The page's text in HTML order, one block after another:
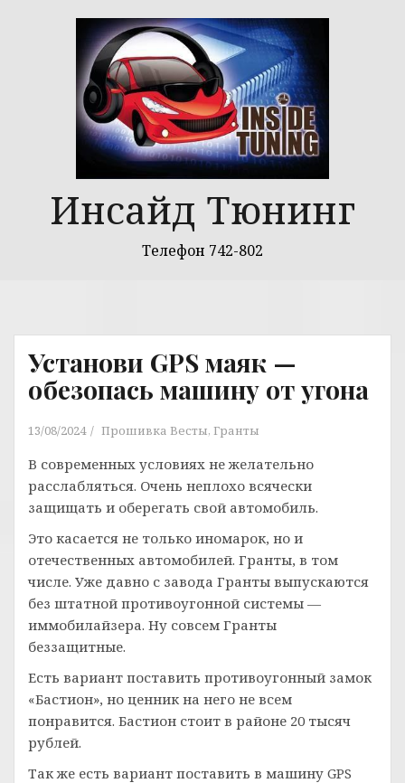
содержимому
Инсайд Тюнинг
Телефон 742-802
Установи GPS маяк —
обезопась машину от угона
13/08/2024 Прошивка Весты, Гранты
В современных условиях не желательно
расслабляться. Очень неплохо всячески
защищать и оберегать свой автомобиль.
Это касается не только иномарок, но и
отечественных автомобилей. Гранты, в том
числе. Уже давно с завода Гранты выпускаются
без штатной противоугонной системы —
иммобилайзера. Ну совсем Гранты
беззащитные.
Есть вариант поставить противоугонный замок
«Бастион», но ценник на него не всем
понравится. Бастион стоит в районе 20 тысяч
рублей.
Так же есть вариант поставить в машину GPS